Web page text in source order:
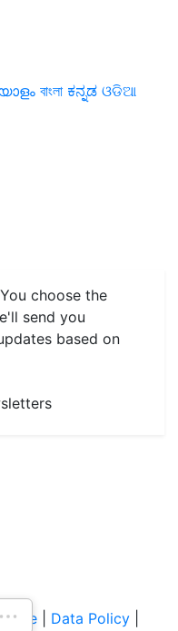
বাংলা ಕನ್ನಡ ଓଡିଆ
choose the
send you
based on
Data Policy